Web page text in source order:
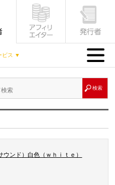
ビス ▼ MENU
ンド）白色（ｗｈｉｔｅ）